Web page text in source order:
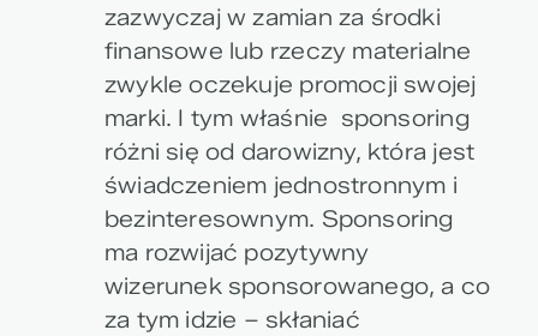
zazwyczaj w zamian za środki
finansowe lub rzeczy materialne
zwykle oczekuje promocji swojej
marki. I tym właśnie sponsoring
różni się od darowizny, która jest
świadczeniem jednostronnym i
bezinteresownym. Sponsoring
ma rozwijać pozytywny
wizerunek sponsorowanego, a co
za tym idzie – skłaniać